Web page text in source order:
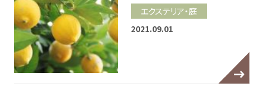
エクステリア・庭
2021.09.01